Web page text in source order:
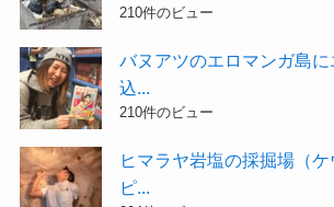
210件のビュー
バヌアツのエロマンガ島
込...
210件のビュー
ヒマラヤ岩塩の採掘場（
ピ...